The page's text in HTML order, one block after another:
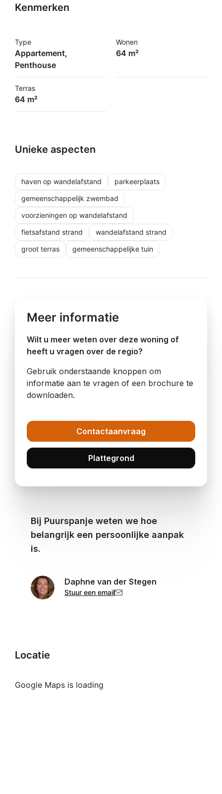
Kenmerken
Type
Appartement,
Penthouse
Wonen
64 m²
Terras
64 m²
Unieke aspecten
haven op wandelafstand
parkeerplaats
gemeenschappelijk zwembad
voorzieningen op wandelafstand
fietsafstand strand
wandelafstand strand
groot terras
gemeenschappelijke tuin
Meer informatie
Wilt u meer weten over deze woning of
heeft u vragen over de regio?
Gebruik onderstaande knoppen om
informatie aan te vragen of een brochure te
downloaden.
Contactaanvraag
Plattegrond
Bij Puurspanje weten we hoe
belangrijk een persoonlijke aanpak
is.
Daphne van der Stegen
Stuur een email
Locatie
Google Maps is loading